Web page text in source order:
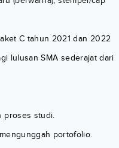
C tahun 2021 dan 2022
lulusan SMA sederajat dari
proses studi.
portofolio.